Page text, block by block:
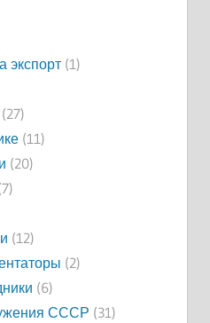
экспорт(1)
(11)
(20)
(12)
(2)
(6)
СССР (31)